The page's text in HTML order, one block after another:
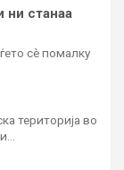
ни станаа
сè помалку
територија во